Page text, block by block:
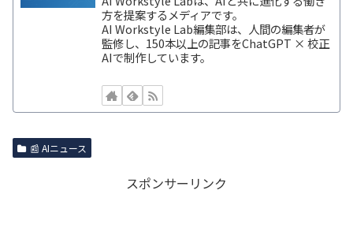
方を提案するメディアです。
AI Workstyle Lab編集部は、人間の編集者が
監修し、150本以上の記事をChatGPT × 校正
AIで制作しています。
📰 AIニュース
スポンサーリンク